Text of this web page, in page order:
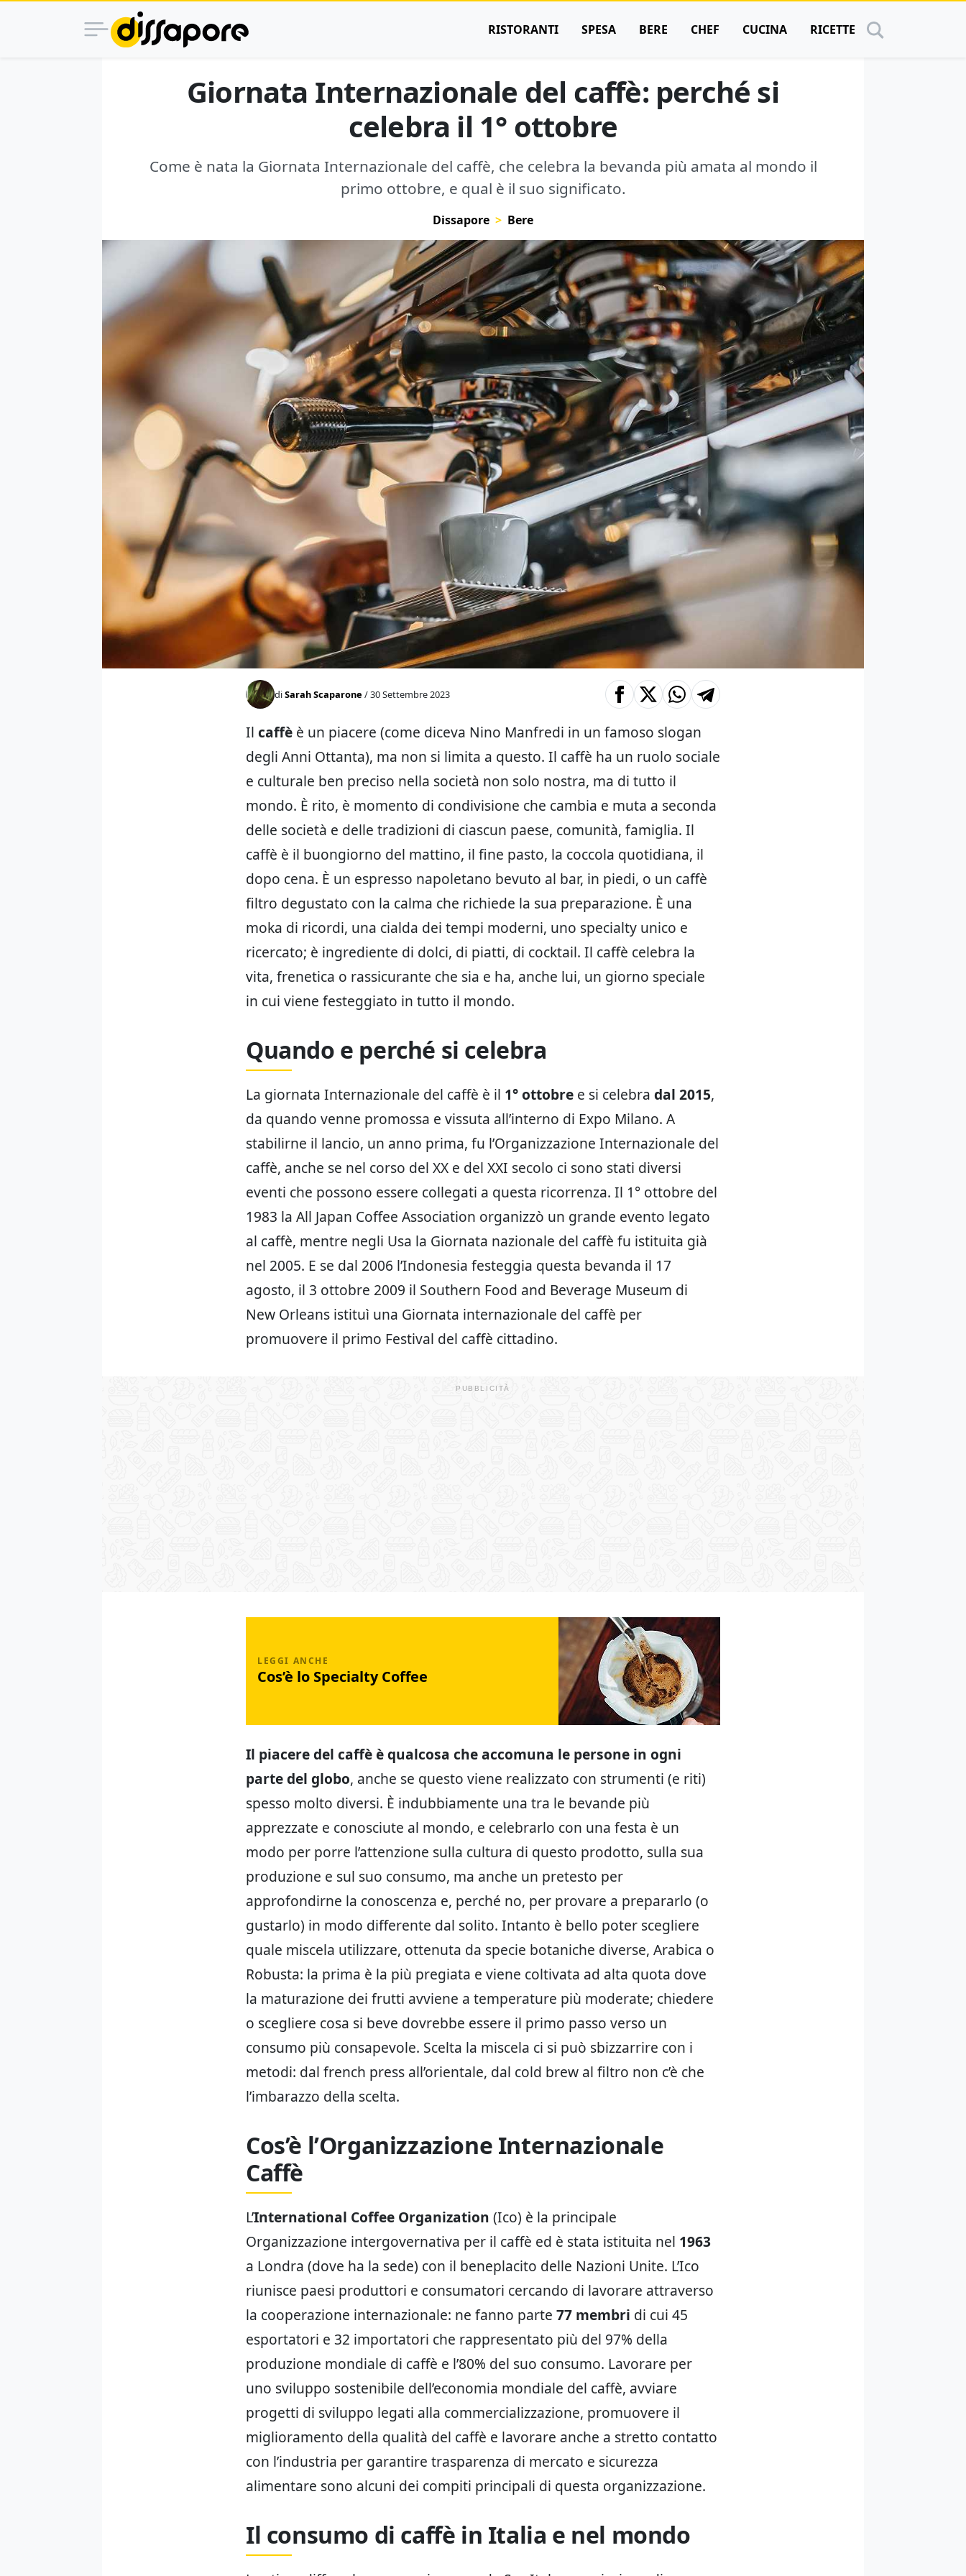
RISTORANTI SPESA BERE CHEF CUCINA RICETTE
Giornata Internazionale del caffè: perché si
celebra il 1° ottobre
Come è nata la Giornata Internazionale del caffè, che celebra la bevanda più amata al mondo il
primo ottobre, e qual è il suo significato.
Dissapore Bere
diSarah Scaparone / 30 Settembre 2023
Il caffè è un piacere (come diceva Nino Manfredi in un famoso slogan
degli Anni Ottanta), ma non si limita a questo. Il caffè ha un ruolo sociale
e culturale ben preciso nella società non solo nostra, ma di tutto il
mondo. È rito, è momento di condivisione che cambia e muta a seconda
delle società e delle tradizioni di ciascun paese, comunità, famiglia. Il
caffè è il buongiorno del mattino, il fine pasto, la coccola quotidiana, il
dopo cena. È un espresso napoletano bevuto al bar, in piedi, o un caffè
filtro degustato con la calma che richiede la sua preparazione. È una
moka di ricordi, una cialda dei tempi moderni, uno specialty unico e
ricercato; è ingrediente di dolci, di piatti, di cocktail. Il caffè celebra la
vita, frenetica o rassicurante che sia e ha, anche lui, un giorno speciale
in cui viene festeggiato in tutto il mondo.
Quando e perché si celebra
La giornata Internazionale del caffè è il 1° ottobre e si celebra dal 2015,
da quando venne promossa e vissuta all’interno di Expo Milano. A
stabilirne il lancio, un anno prima, fu l’Organizzazione Internazionale del
caffè, anche se nel corso del XX e del XXI secolo ci sono stati diversi
eventi che possono essere collegati a questa ricorrenza. Il 1° ottobre del
1983 la All Japan Coffee Association organizzò un grande evento legato
al caffè, mentre negli Usa la Giornata nazionale del caffè fu istituita già
nel 2005. E se dal 2006 l’Indonesia festeggia questa bevanda il 17
agosto, il 3 ottobre 2009 il Southern Food and Beverage Museum di
New Orleans istituì una Giornata internazionale del caffè per
promuovere il primo Festival del caffè cittadino.
Cos’è lo Specialty Coffee
Il piacere del caffè è qualcosa che accomuna le persone in ogni
parte del globo, anche se questo viene realizzato con strumenti (e riti)
spesso molto diversi. È indubbiamente una tra le bevande più
apprezzate e conosciute al mondo, e celebrarlo con una festa è un
modo per porre l’attenzione sulla cultura di questo prodotto, sulla sua
produzione e sul suo consumo, ma anche un pretesto per
approfondirne la conoscenza e, perché no, per provare a prepararlo (o
gustarlo) in modo differente dal solito. Intanto è bello poter scegliere
quale miscela utilizzare, ottenuta da specie botaniche diverse, Arabica o
Robusta: la prima è la più pregiata e viene coltivata ad alta quota dove
la maturazione dei frutti avviene a temperature più moderate; chiedere
o scegliere cosa si beve dovrebbe essere il primo passo verso un
consumo più consapevole. Scelta la miscela ci si può sbizzarrire con i
metodi: dal french press all’orientale, dal cold brew al filtro non c’è che
l’imbarazzo della scelta.
Cos’è l’Organizzazione Internazionale
Caffè
L’International Coffee Organization (Ico) è la principale
Organizzazione intergovernativa per il caffè ed è stata istituita nel 1963
a Londra (dove ha la sede) con il beneplacito delle Nazioni Unite. L’Ico
riunisce paesi produttori e consumatori cercando di lavorare attraverso
la cooperazione internazionale: ne fanno parte 77 membri di cui 45
esportatori e 32 importatori che rappresentato più del 97% della
produzione mondiale di caffè e l’80% del suo consumo. Lavorare per
uno sviluppo sostenibile dell’economia mondiale del caffè, avviare
progetti di sviluppo legati alla commercializzazione, promuovere il
miglioramento della qualità del caffè e lavorare anche a stretto contatto
con l’industria per garantire trasparenza di mercato e sicurezza
alimentare sono alcuni dei compiti principali di questa organizzazione.
Il consumo di caffè in Italia e nel mondo